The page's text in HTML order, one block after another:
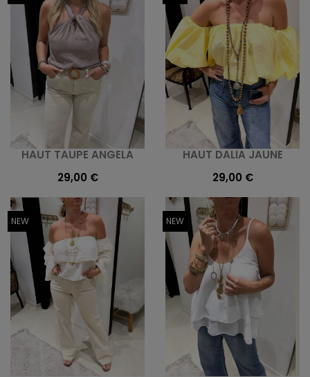
HAUT TAUPE ANGELA
29,00 €
HAUT DALIA JAUNE
29,00 €
NEW NEW